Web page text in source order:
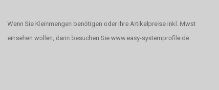
Wenn Sie Kleinmengen benötigen oder Ihre Artikelpreise inkl. Mwst
einsehen wollen, dann besuchen Sie www.easy-systemprofile.de